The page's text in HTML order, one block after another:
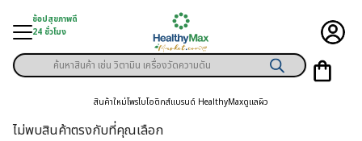
content
ช้อปสุขภาพดี
24 ชั่วโมง
มู่สินค้า
Products
search
สินค้าใหม่โพรไบโอติกส์แบรนด์ HealthyMaxดูแลผิว
ไม่พบสินค้าตรงกับที่คุณเลือก